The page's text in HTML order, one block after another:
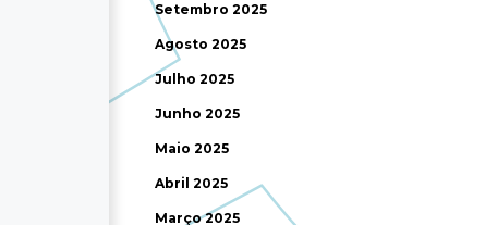
Setembro 2025
Agosto 2025
Julho 2025
Junho 2025
Maio 2025
Abril 2025
Março 2025